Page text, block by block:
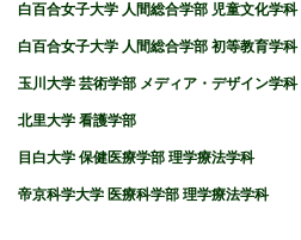
白百合女子大学 人間総合学部 児童文化学科
白百合女子大学 人間総合学部 初等教育学科
玉川大学 芸術学部 メディア・デザイン学科
北里大学 看護学部
目白大学 保健医療学部 理学療法学科
帝京科学大学 医療科学部 理学療法学科